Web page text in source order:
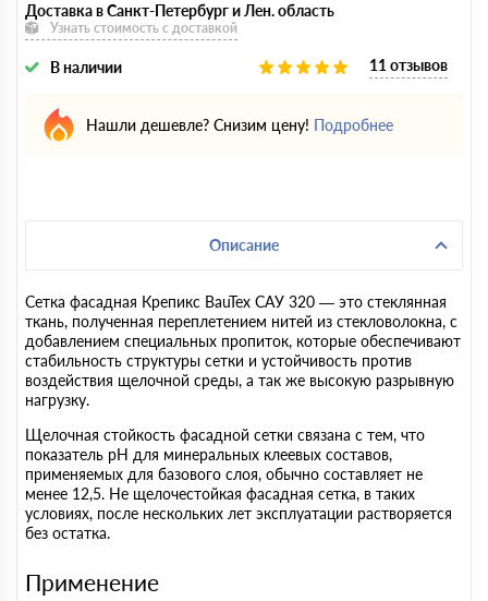
Доставка в Санкт-Петербург и Лен. область
Узнать стоимость с доставкой
В наличии 11 отзывов
Нашли дешевле? Снизим цену! Подробнее
Описание
Сетка фасадная Крепикс BauTex САУ 320 — это стеклянная
ткань, полученная переплетением нитей из стекловолокна, с
добавлением специальных пропиток, которые обеспечивают
стабильность структуры сетки и устойчивость против
воздействия щелочной среды, а так же высокую разрывную
нагрузку.
Щелочная стойкость фасадной сетки связана с тем, что
показатель рН для минеральных клеевых составов,
применяемых для базового слоя, обычно составляет не
менее 12,5. Не щелочестойкая фасадная сетка, в таких
условиях, после нескольких лет эксплуатации растворяется
без остатка.
Применение